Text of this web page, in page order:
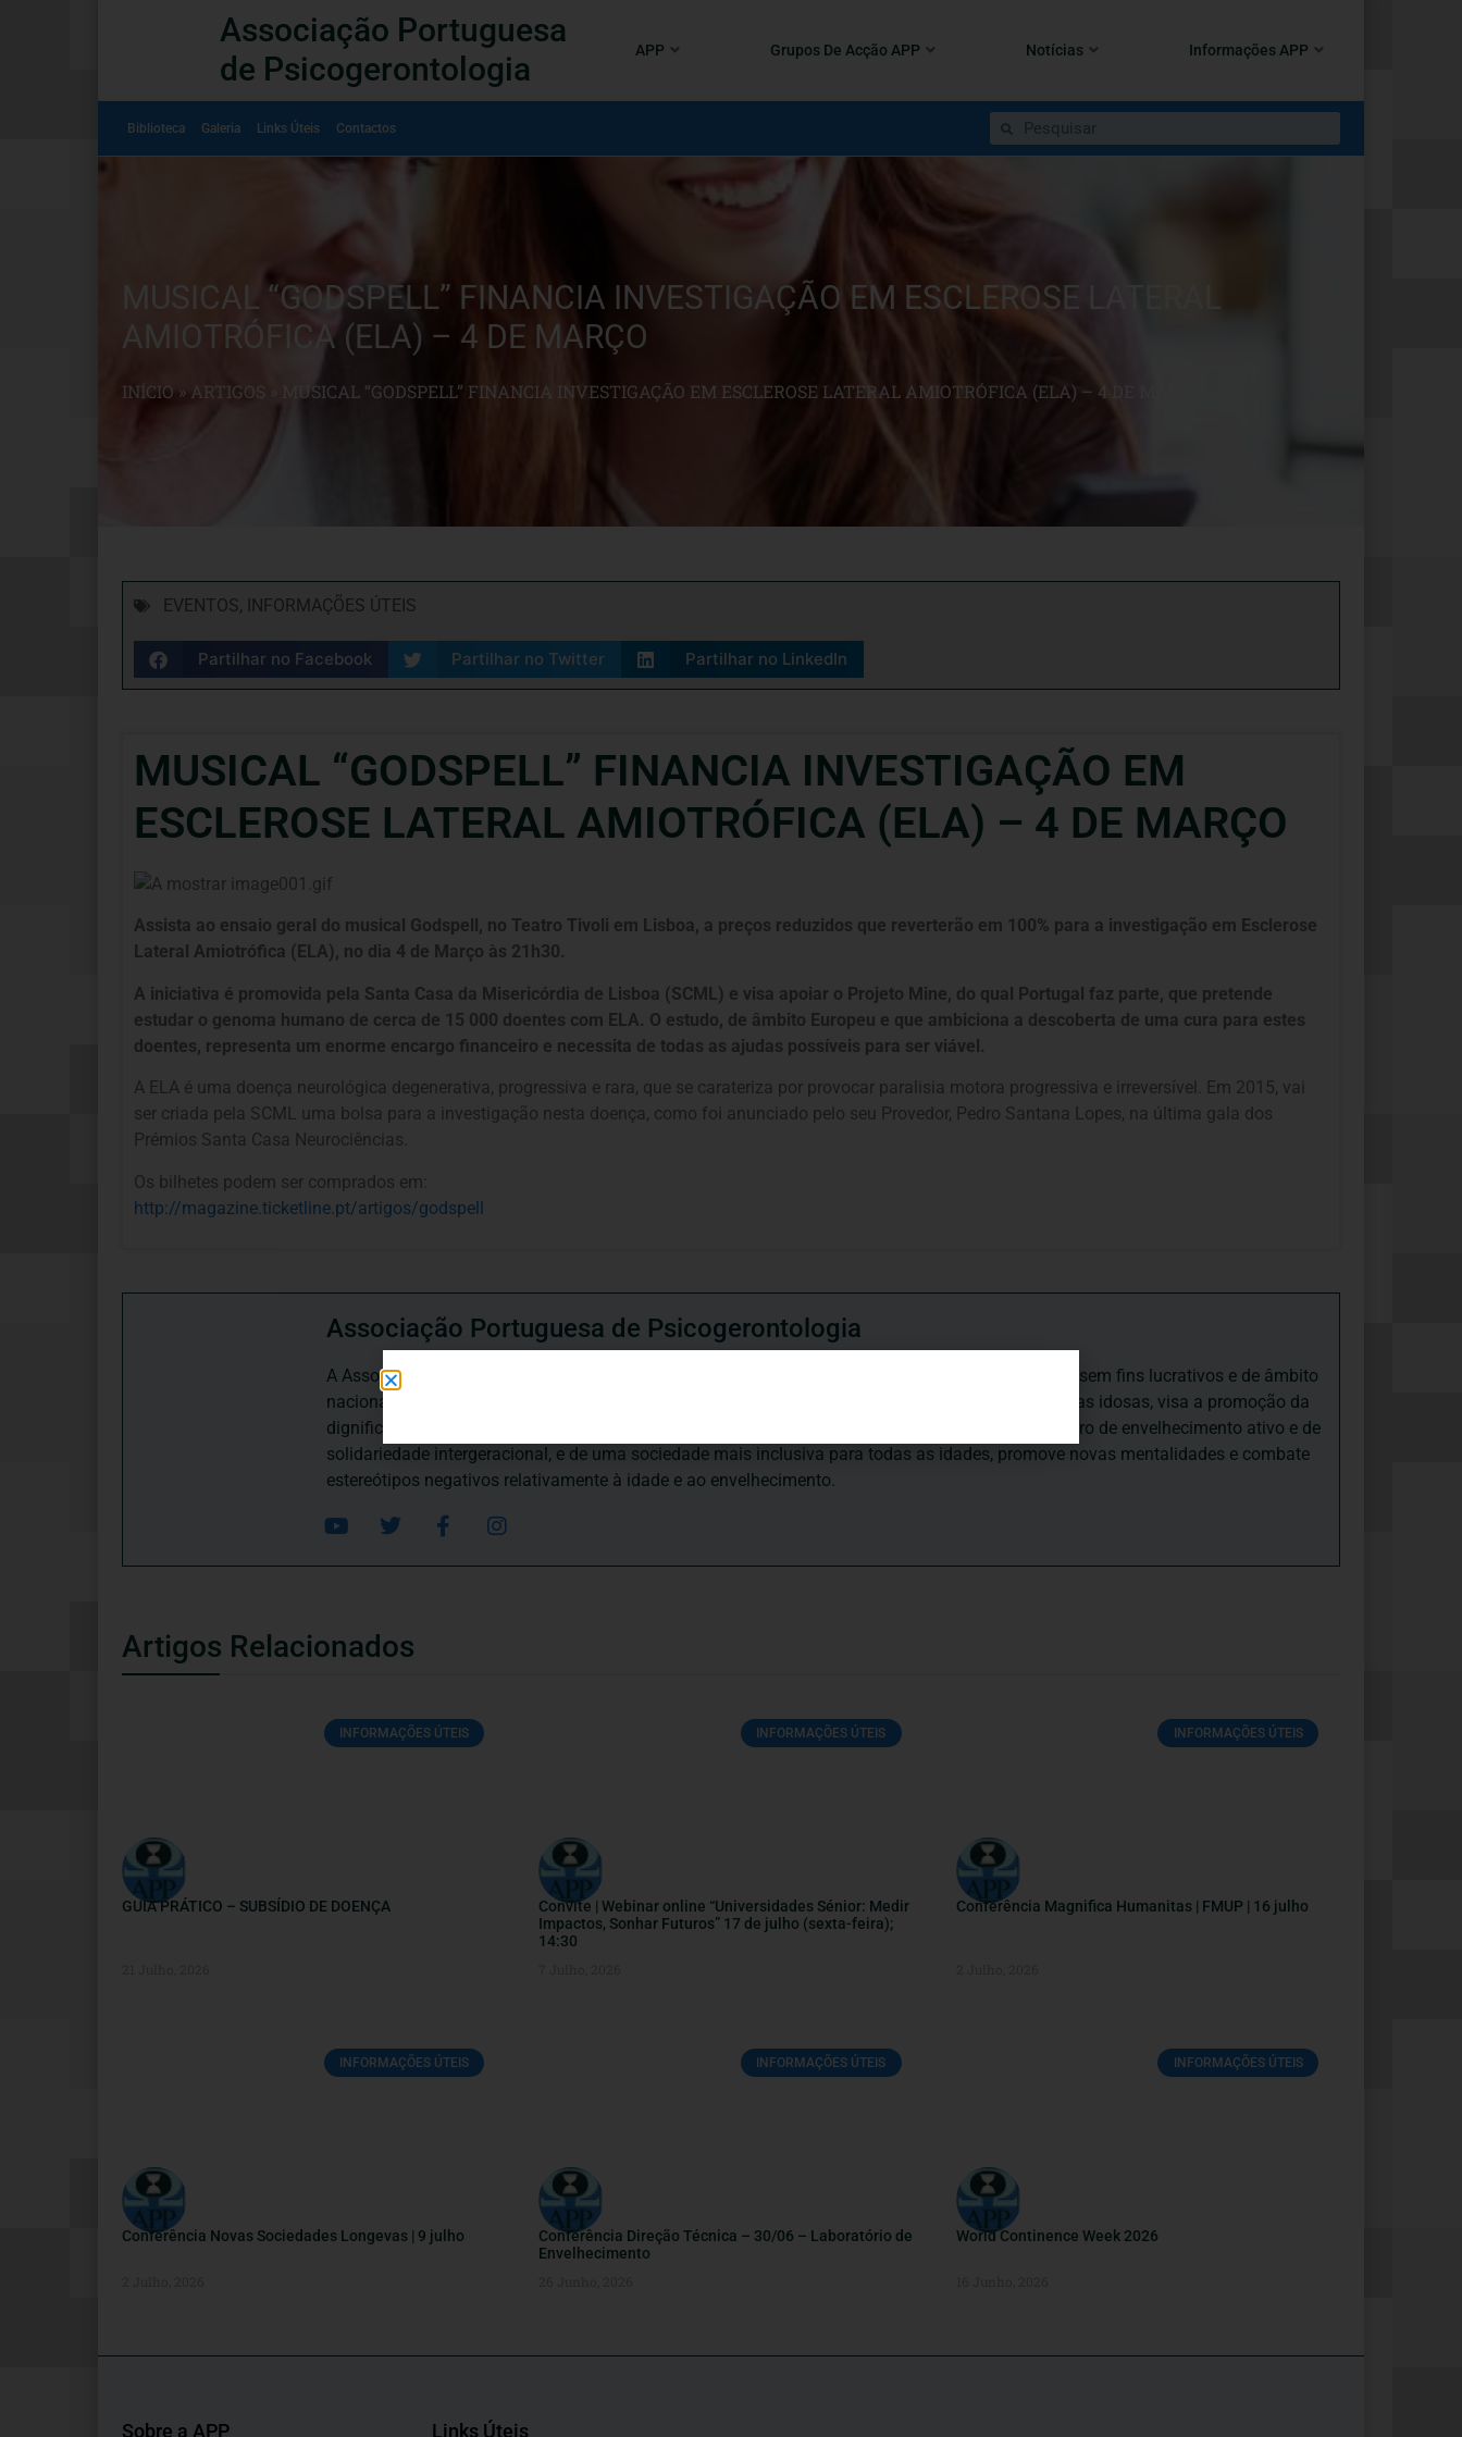
Associação Portuguesa
de Psicogerontologia
APP Grupos De Acção APP Notícias Informações APP
Biblioteca Galeria Links Úteis Contactos
MUSICAL “GODSPELL” FINANCIA INVESTIGAÇÃO EM ESCLEROSE LATERAL
AMIOTRÓFICA (ELA) – 4 DE MARÇO
INÍCIO » ARTIGOS MUSICAL “GODSPELL” FINANCIA INVESTIGAÇÃO EM ESCLEROSE LATERAL AMIOTRÓFICA (ELA) – 4 DE MARÇO
EVENTOS, INFORMAÇÕES ÚTEIS
Partilhar no Facebook Partilhar no Twitter Partilhar no LinkedIn
MUSICAL “GODSPELL” FINANCIA INVESTIGAÇÃO EM
ESCLEROSE LATERAL AMIOTRÓFICA (ELA) – 4 DE MARÇO
Assista ao ensaio geral do musical Godspell, no Teatro Tivoli em Lisboa, a preços reduzidos que reverterão em 100% para a investigação em Esclerose
Lateral Amiotrófica (ELA), no dia 4 de Março às 21h30.
A iniciativa é promovida pela Santa Casa da Misericórdia de Lisboa (SCML) e visa apoiar o Projeto Mine, do qual Portugal faz parte, que pretende
estudar o genoma humano de cerca de 15 000 doentes com ELA. O estudo, de âmbito Europeu e que ambiciona a descoberta de uma cura para estes
doentes, representa um enorme encargo financeiro e necessita de todas as ajudas possíveis para ser viável.
A ELA é uma doença neurológica degenerativa, progressiva e rara, que se carateriza por provocar paralisia motora progressiva e irreversível. Em 2015, vai
ser criada pela SCML uma bolsa para a investigação nesta doença, como foi anunciado pelo seu Provedor, Pedro Santana Lopes, na última gala dos
Prémios Santa Casa Neurociências.
Os bilhetes podem ser comprados em:
http://magazine.ticketline.pt/artigos/godspell
Associação Portuguesa de Psicogerontologia
A Associação Portuguesa de Psicogerontologia-APP, Instituição Particular de Solidariedade Social sem fins lucrativos e de âmbito
nacional, dedica-se às questões biopsicológicas e sociais inerentes ao envelhecimento e às pessoas idosas, visa a promoção da
dignificação, respeito, saúde, autonomia, participação e segurança das pessoas idosas, num quadro de envelhecimento ativo e de
solidariedade intergeracional, e de uma sociedade mais inclusiva para todas as idades, promove novas mentalidades e combate
estereótipos negativos relativamente à idade e ao envelhecimento.
Artigos Relacionados
INFORMAÇÕES ÚTEIS
GUIA PRÁTICO – SUBSÍDIO DE DOENÇA
INFORMAÇÕES ÚTEIS
Convite | Webinar online “Universidades Sénior: Medir
Impactos, Sonhar Futuros” 17 de julho (sexta-feira);
14:30
INFORMAÇÕES ÚTEIS
Conferência Magnifica Humanitas | FMUP | 16 julho
INFORMAÇÕES ÚTEIS
Conferência Novas Sociedades Longevas | 9 julho
INFORMAÇÕES ÚTEIS
Conferência Direção Técnica – 30/06 – Laboratório de
Envelhecimento
INFORMAÇÕES ÚTEIS
World Continence Week 2026
Sobre a APP Links Úteis